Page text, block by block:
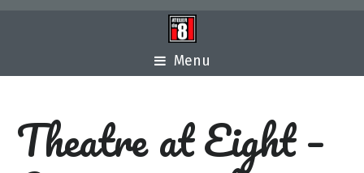
Menu
Theatre at Eight –